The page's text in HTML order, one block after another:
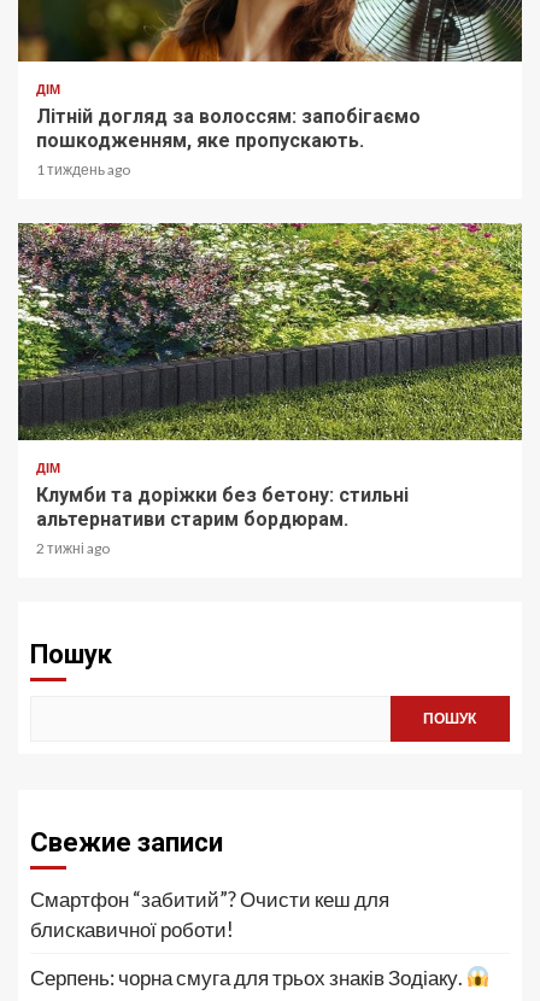
ДІМ
Літній догляд за волоссям: запобігаємо
пошкодженням, яке пропускають.
1 тиждень ago
ДІМ
Клумби та доріжки без бетону: стильні
альтернативи старим бордюрам.
2 тижні ago
Пошук
ПОШУК
Свежие записи
Смартфон “забитий”? Очисти кеш для
блискавичної роботи!
Серпень: чорна смуга для трьох знаків Зодіаку.